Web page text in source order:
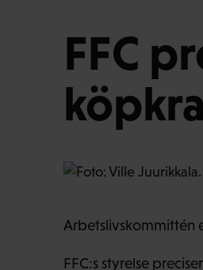
FFC
Arbetslivskommittén
FFC:s styrelse